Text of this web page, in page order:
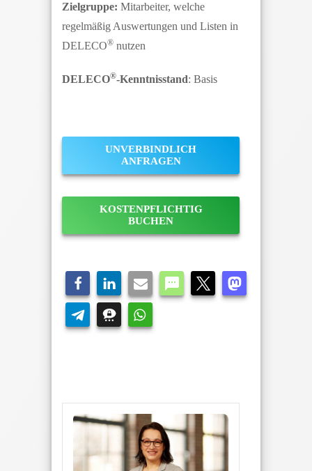
Zielgruppe: Mitarbeiter, welche
regelmäßig Auswertungen und Listen in
DELECO® nutzen
DELECO®-Kenntnisstand: Basis
UNVERBINDLICH
ANFRAGEN
KOSTENPFLICHTIG
BUCHEN